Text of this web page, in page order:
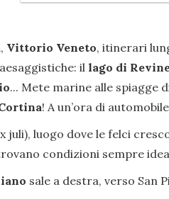
, Vittorio Veneto, itinerari
il lago di
... Mete marine alle spiagge
! A un’ora di
juli), luogo dove le felci
condizioni sempre
sale a destra, verso San